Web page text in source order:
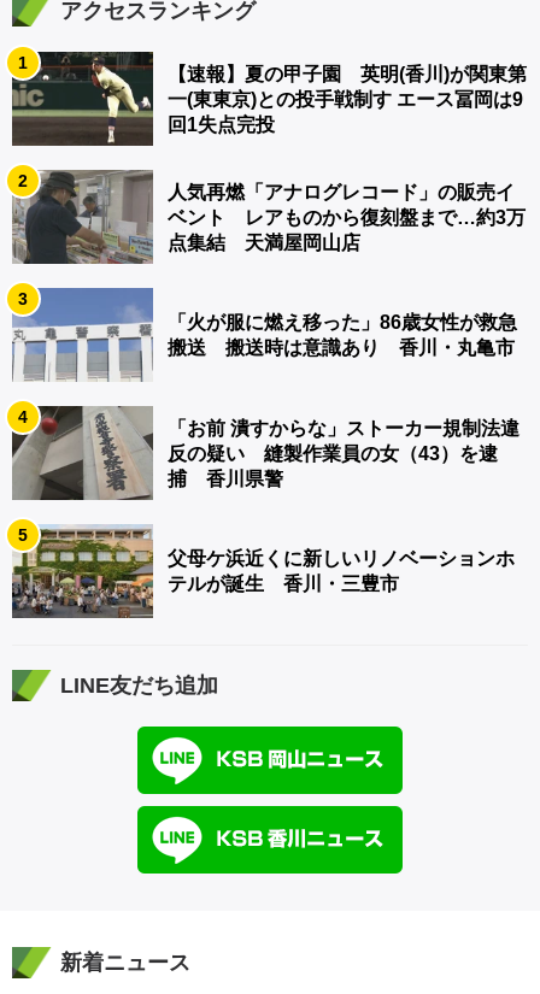
アクセスランキング
1
【速報】夏の甲子園 英明(香川)が関東第
一(東東京)との投手戦制す エース冨岡は9
回1失点完投
2
人気再燃「アナログレコード」の販売イ
ベント レアものから復刻盤まで…約3万
点集結 天満屋岡山店
3
「火が服に燃え移った」86歳女性が救急
搬送 搬送時は意識あり 香川・丸亀市
4
「お前 潰すからな」ストーカー規制法違
反の疑い 縫製作業員の女（43）を逮
捕 香川県警
5
父母ケ浜近くに新しいリノベーションホ
テルが誕生 香川・三豊市
LINE友だち追加
新着ニュース